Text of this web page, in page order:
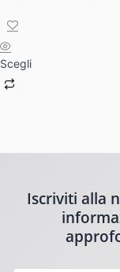
Scegli
Iscriviti alla